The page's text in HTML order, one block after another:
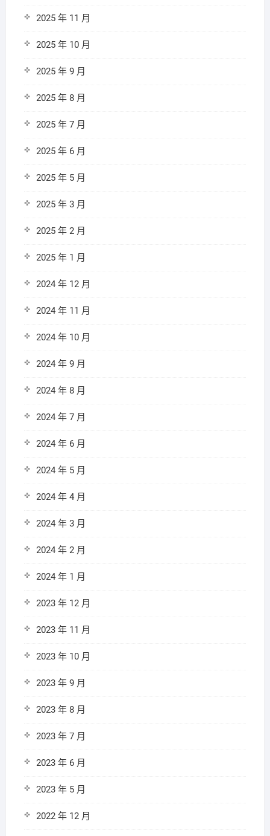
2025 年 11 月
2025 年 10 月
2025 年 9 月
2025 年 8 月
2025 年 7 月
2025 年 6 月
2025 年 5 月
2025 年 3 月
2025 年 2 月
2025 年 1 月
2024 年 12 月
2024 年 11 月
2024 年 10 月
2024 年 9 月
2024 年 8 月
2024 年 7 月
2024 年 6 月
2024 年 5 月
2024 年 4 月
2024 年 3 月
2024 年 2 月
2024 年 1 月
2023 年 12 月
2023 年 11 月
2023 年 10 月
2023 年 9 月
2023 年 8 月
2023 年 7 月
2023 年 6 月
2023 年 5 月
2022 年 12 月